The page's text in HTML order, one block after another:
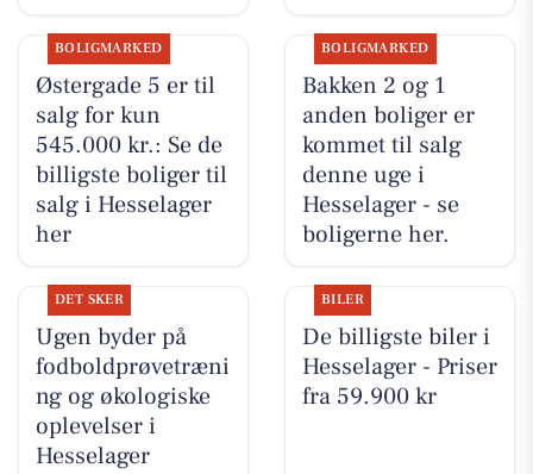
BOLIGMARKED
Østergade 5 er til
salg for kun
545.000 kr.: Se de
billigste boliger til
salg i Hesselager
her
BOLIGMARKED
Bakken 2 og 1
anden boliger er
kommet til salg
denne uge i
Hesselager - se
boligerne her.
DET SKER
Ugen byder på
fodboldprøvetræni
ng og økologiske
oplevelser i
Hesselager
BILER
De billigste biler i
Hesselager - Priser
fra 59.900 kr